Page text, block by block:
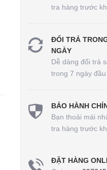
tra hàng trước
ĐỔI TRẢ
NGÀY
Dễ dàng đổi trả
trong 7 ngày đầu
BẢO HÀNH
Bạn thoải mái
tra hàng trước
ĐẶT HÀNG